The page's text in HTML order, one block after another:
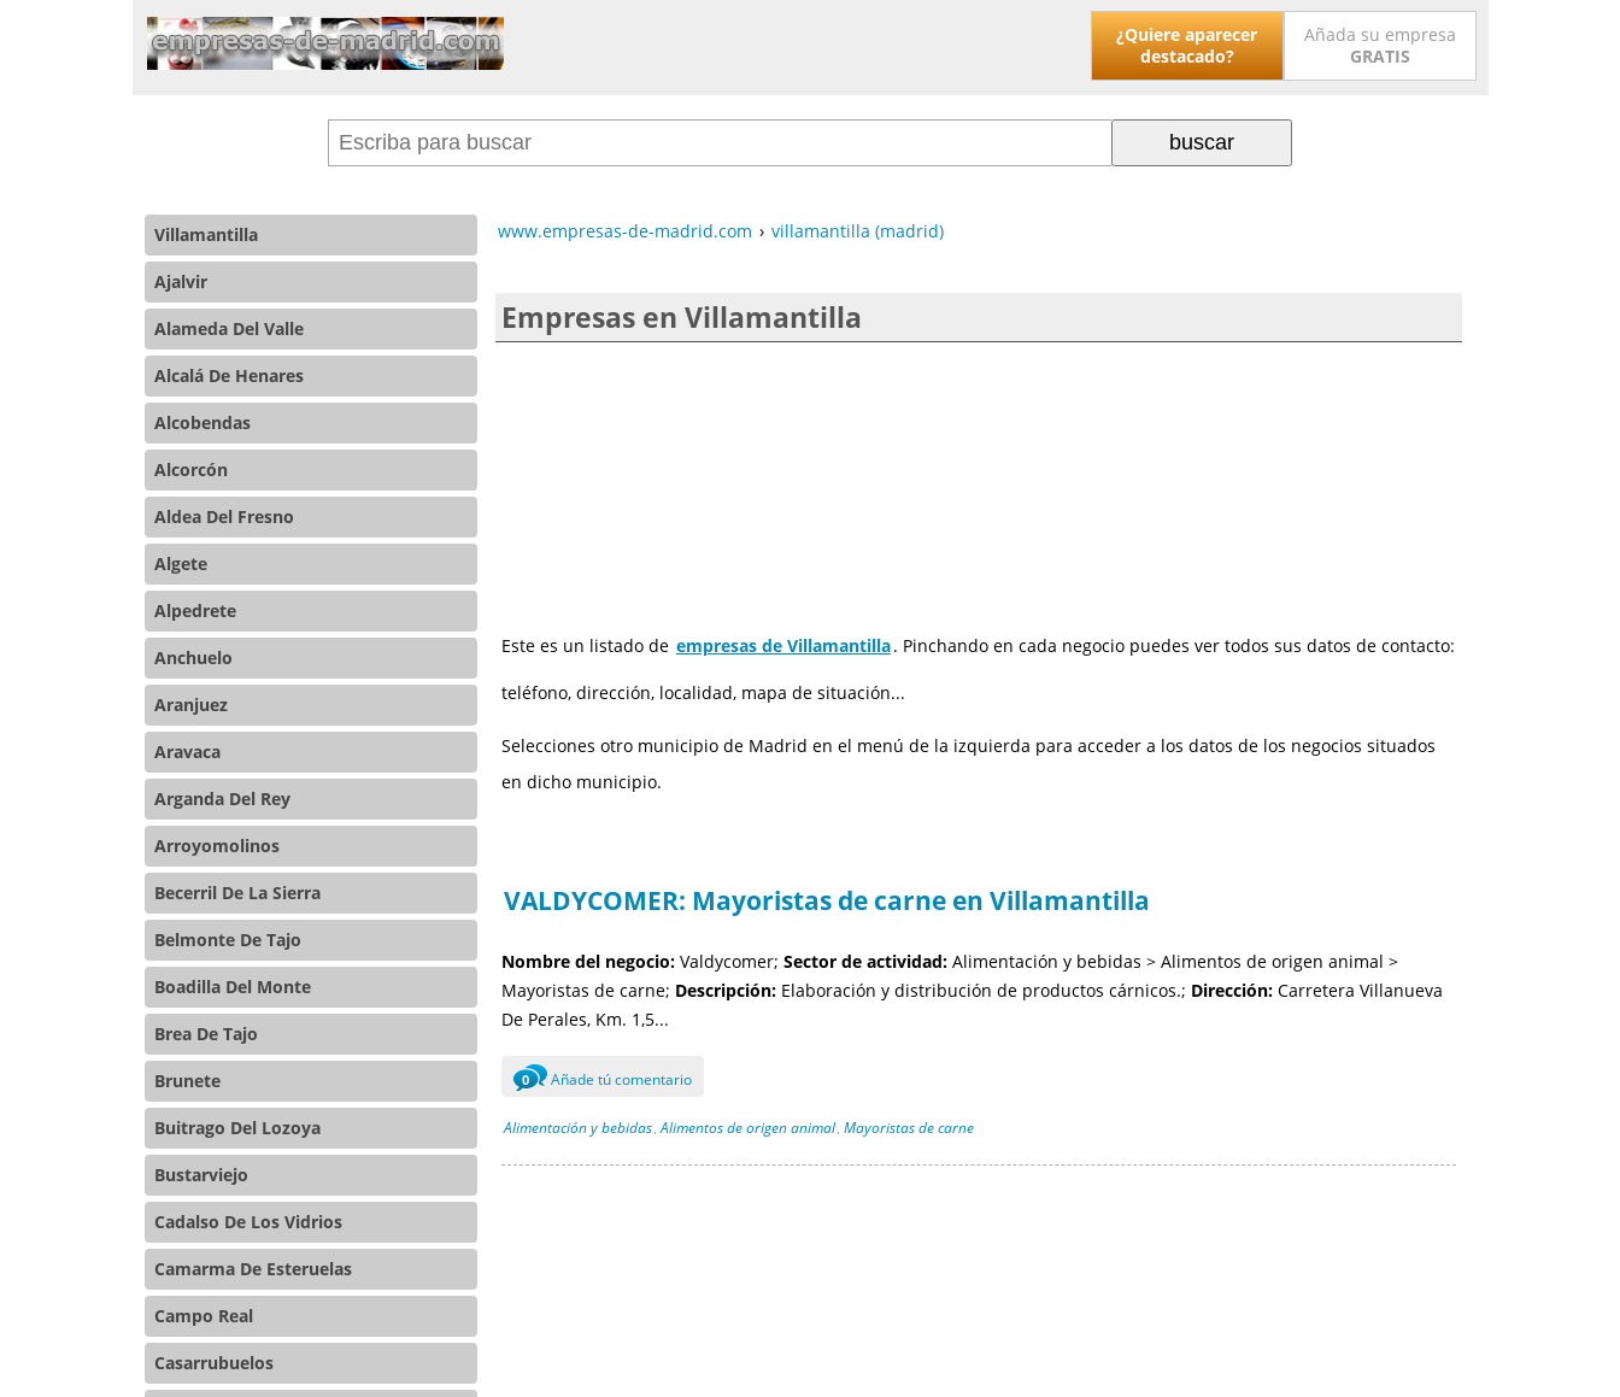
¿Quiere aparecer
destacado?
Añada su empresa
GRATIS
Villamantilla
Ajalvir
Alameda Del Valle
Alcalá De Henares
Alcobendas
Alcorcón
Aldea Del Fresno
Algete
Alpedrete
Anchuelo
Aranjuez
Aravaca
Arganda Del Rey
Arroyomolinos
Becerril De La Sierra
Belmonte De Tajo
Boadilla Del Monte
Brea De Tajo
Brunete
Buitrago Del Lozoya
Bustarviejo
Cadalso De Los Vidrios
Camarma De Esteruelas
Campo Real
Casarrubuelos
www.empresas-de-madrid.com › villamantilla (madrid)
Empresas en Villamantilla
Este es un listado de empresas de Villamantilla. Pinchando en cada negocio puedes ver todos sus datos de contacto:
teléfono, dirección, localidad, mapa de situación...
Selecciones otro municipio de Madrid en el menú de la izquierda para acceder a los datos de los negocios situados
en dicho municipio.
VALDYCOMER: Mayoristas de carne en Villamantilla
Nombre del negocio:Valdycomer; Sector de actividad:Alimentación y bebidas > Alimentos de origen animal >
Mayoristas de carne; Descripción:Elaboración y distribución de productos cárnicos.; Dirección:Carretera Villanueva
De Perales, Km. 1,5...
0 Añade tú comentario
Alimentación y bebidas , Alimentos de origen animal , Mayoristas de carne